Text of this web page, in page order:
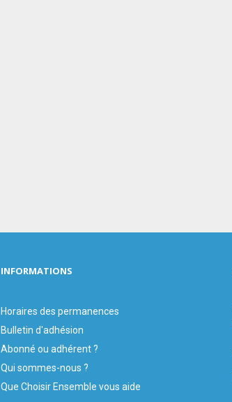
INFORMATIONS
Horaires des permanences
Bulletin d'adhésion
Abonné ou adhérent ?
Qui sommes-nous ?
Que Choisir Ensemble vous aide